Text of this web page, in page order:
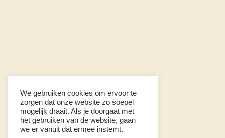
We gebruiken cookies om ervoor te
zorgen dat onze website zo soepel
mogelijk draait. Als je doorgaat met
het gebruiken van de website, gaan
we er vanuit dat ermee instemt.